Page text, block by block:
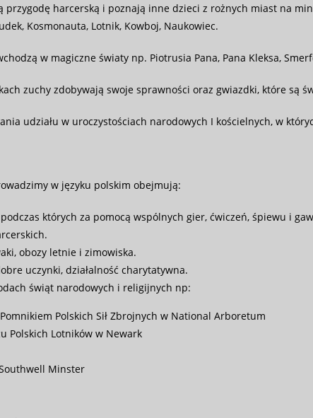
przygodę harcerską i poznają inne dzieci z rożnych miast na
Kosmonauta, Lotnik, Kowboj, Naukowiec.
w magiczne światy np. Piotrusia Pana, Pana Kleksa,
zuchy zdobywają swoje sprawności oraz gwiazdki, które są
udziału w uroczystościach narodowych I kościelnych, w
w języku polskim obejmują:
których za pomocą wspólnych gier, ćwiczeń, śpiewu i
obozy letnie i zimowiska.
uczynki, działalność charytatywna.
świąt narodowych i religijnych np:
Polskich Sił Zbrojnych w National Arboretum
Polskich Lotników w Newark
Minster